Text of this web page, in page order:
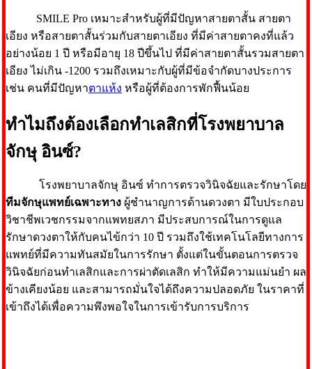
SMILE Pro เหมาะสำหรับผู้ที่มีปัญหาสายตาสั้น สายตา
เอียง หรือสายตาสั้นร่วมกับสายตาเอียง ที่มีค่าสายตาคงที่แล้ว
อย่างน้อย 1 ปี หรือมีอายุ 18 ปีขึ้นไป ที่มีค่าสายตาสั้นรวมสายตา
เอียง ไม่เกิน -1200 รวมถึงเหมาะกับผู้ที่มีข้อจำกัดบางประการ
เช่น คนที่มีปัญหาตาแห้ง หรือผู้ที่ต้องการพักฟื้นน้อย
ทำไมถึงต้องเลือกทำเลสิกที่โรงพยาบาล
จักษุ อินซ์?
โรงพยาบาลจักษุ อินซ์ ทำการตรวจวินิจฉัยและรักษาโดย
ทีมจักษุแพทย์เฉพาะทาง ผู้ชำนาญการด้านดวงตา มีใบประกอบ
วิชาชีพเวชกรรมจากแพทยสภา มีประสบการณ์ในการดูแล
รักษาดวงตาให้กับคนไข้กว่า 10 ปี รวมถึงใช้เทคโนโลยีทางการ
แพทย์ที่มีความทันสมัยในการรักษา ตั้งแต่ในขั้นตอนการตรวจ
วินิจฉัยก่อนทำเลสิกและการผ่าตัดเลสิก ทำให้มีความแม่นยำ ผล
ข้างเคียงน้อย และสามารถมั่นใจได้ถึงความปลอดภัย ในราคาที่
เข้าถึงได้เพื่อความพึงพอใจในการเข้ารับการบริการ